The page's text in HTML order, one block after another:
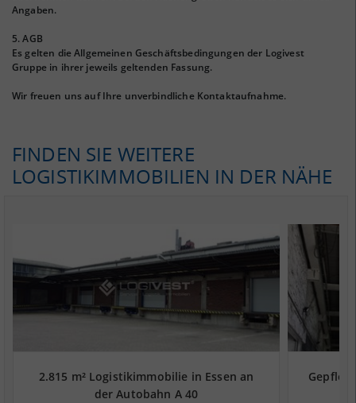
Angaben.
5. AGB
Es gelten die Allgemeinen Geschäftsbedingungen der Logivest
Gruppe in ihrer jeweils geltenden Fassung.
Wir freuen uns auf Ihre unverbindliche Kontaktaufnahme.
FINDEN SIE WEITERE
LOGISTIKIMMOBILIEN IN DER NÄHE
2.815 m² Logistikimmobilie in Essen an
der Autobahn A 40